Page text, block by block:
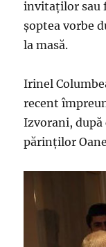
invitaților sau
șoptea vorbe
la masă.
Irinel
recent
Izvorani,
părinților